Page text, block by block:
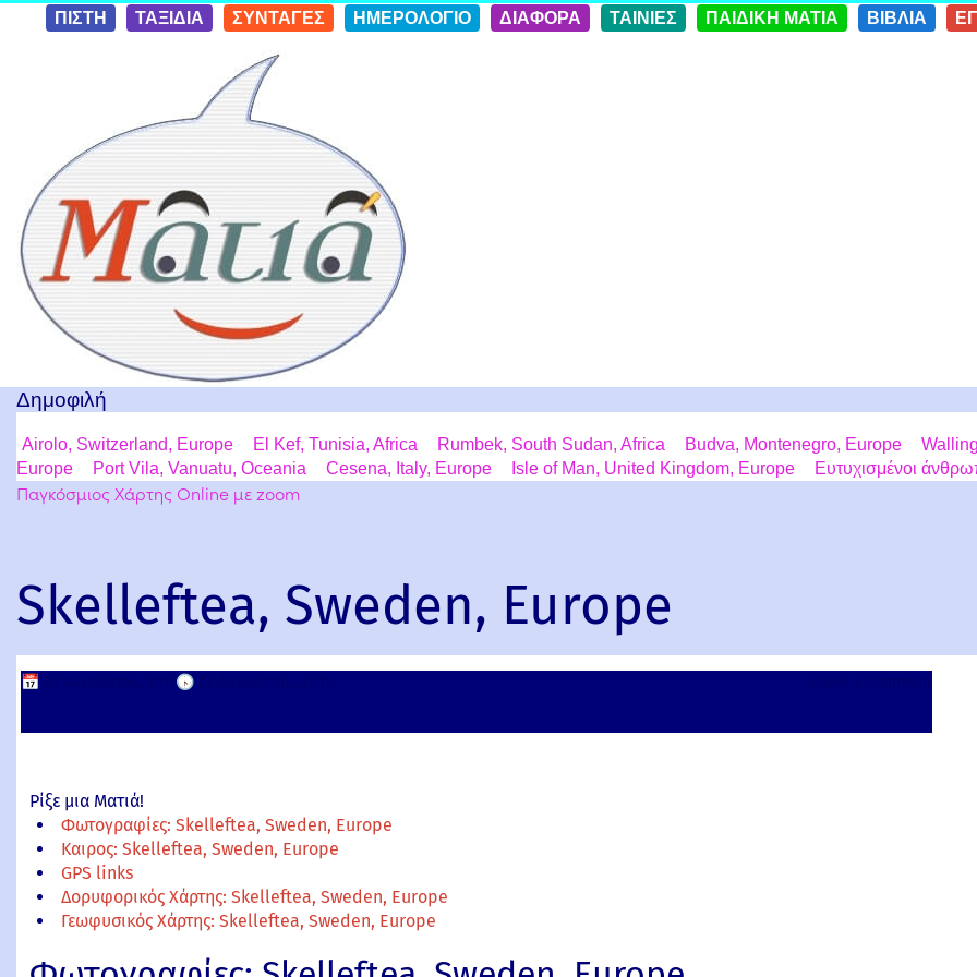
Skip to
conten
ΠΙΣΤΗ ΤΑΞΙΔΙΑ ΣΥΝΤΑΓΕΣ ΗΜΕΡΟΛΟΓΙΟ ΔΙΑΦΟΡΑ ΤΑΙΝΙΕΣ ΠΑΙΔΙΚΗ ΜΑΤΙΑ ΒΙΒΛΙΑ
Δημοφιλή
Airolo, Switzerland, Europe El Kef, Tunisia, Africa Rumbek, South Sudan, Africa Budva, Montenegro, Europe
Europe
Port Vila, Vanuatu, Oceania Cesena, Italy, Europe Isle of Man, United Kingdom, Europe Ευτυχισμένοι
Παγκόσμιος Χάρτης Online με zoom
Skelleftea, Sweden, Europe
📅 🕟
Ρίξε μια Ματιά!
Φωτογραφίες: Skelleftea, Sweden, Europe
Καιρος: Skelleftea, Sweden, Europe
GPS links
Δορυφορικός Χάρτης: Skelleftea, Sweden, Europe
Γεωφυσικός Χάρτης: Skelleftea, Sweden, Europe